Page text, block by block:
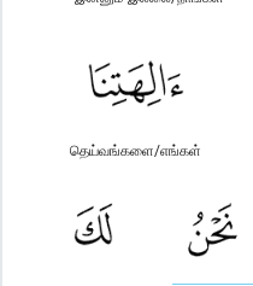
தெய்வங்களை/எங்கள்